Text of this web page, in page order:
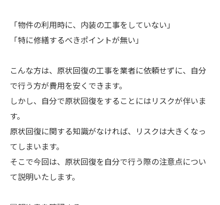
「物件の利用時に、内装の工事をしていない」
「特に修繕するべきポイントが無い」
こんな方は、原状回復の工事を業者に依頼せずに、自分
で行う方が費用を安くできます。
しかし、自分で原状回復をすることにはリスクが伴いま
す。
原状回復に関する知識がなければ、リスクは大きくなっ
てしまいます。
そこで今回は、原状回復を自分で行う際の注意点につい
て説明いたします。